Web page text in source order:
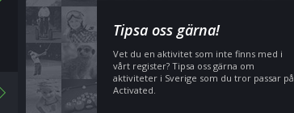
Tipsa oss gärna!
Vet du en aktivitet som inte finns med i
vårt register? Tipsa oss gärna om
aktiviteter i Sverige som du tror passar på
Activated.